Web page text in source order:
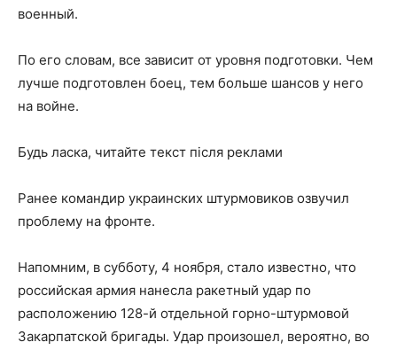
военный.
По его словам, все зависит от уровня подготовки. Чем
лучше подготовлен боец, тем больше шансов у него
на войне.
Будь ласка, читайте текст після реклами
Ранее командир украинских штурмовиков озвучил
проблему на фронте.
Напомним, в субботу, 4 ноября, стало известно, что
российская армия нанесла ракетный удар по
расположению 128-й отдельной горно-штурмовой
Закарпатской бригады. Удар произошел, вероятно, во